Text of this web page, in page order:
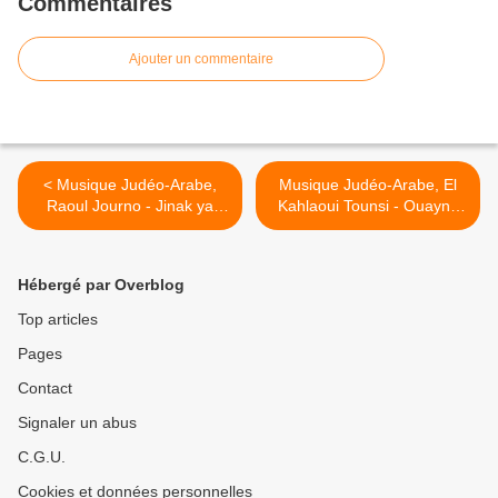
Ajouter un commentaire
< Musique Judéo-Arabe,
Raoul Journo - Jinak ya
aarossa
Musique Judéo-Arabe, El
Kahlaoui Tounsi - Ouayne
enbatou >
Hébergé par Overblog
Top articles
Pages
Contact
Signaler un abus
C.G.U.
Cookies et données personnelles